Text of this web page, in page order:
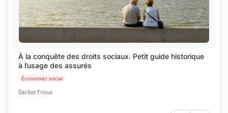
À la conquête des droits sociaux. Petit guide historique
à l’usage des assurés
Économie/ social
Dalibor Frioux